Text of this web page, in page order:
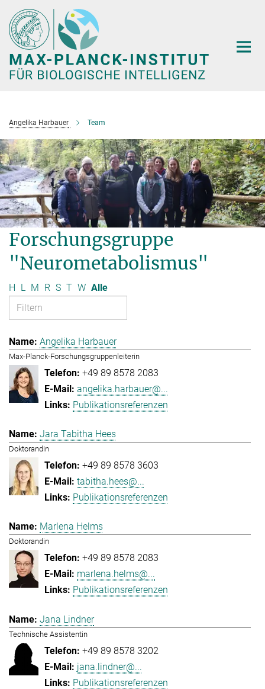
Hauptinhalt
Angelika Harbauer Team
Forschungsgruppe
"Neurometabolismus"
H L M R S T W Alle
Angelika Harbauer
Max-Planck-Forschungsgruppenleiterin
+49 89 8578 2083
angelika.harbauer@...
Publikationsreferenzen
Jara Tabitha Hees
Doktorandin
+49 89 8578 3603
tabitha.hees@...
Publikationsreferenzen
Marlena Helms
Doktorandin
+49 89 8578 2083
marlena.helms@...
Publikationsreferenzen
Jana Lindner
Technische Assistentin
+49 89 8578 3202
jana.lindner@...
Publikationsreferenzen